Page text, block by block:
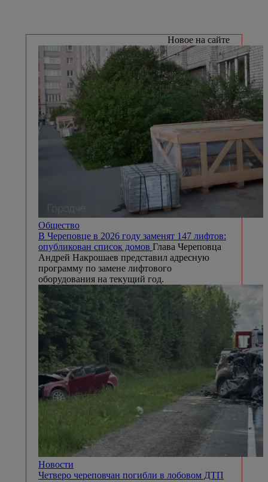
Новое на сайте
Общество
В Череповце в 2026 году заменят 147 лифтов:
опубликован список домов Глава Череповца
Андрей Накрошаев представил адресную
программу по замене лифтового
оборудования на текущий год.
Новости
Четверо череповчан погибли в лобовом ДТП